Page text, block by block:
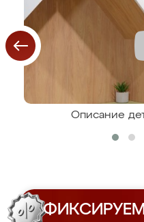
Описание